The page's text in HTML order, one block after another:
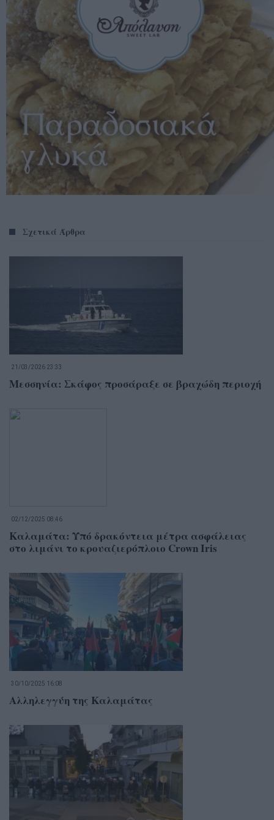
Σχετικά Άρθρα
21/03/2026 23:33
Μεσσηνία: Σκάφος προσάραξε σε βραχώδη περιοχή
02/12/2025 08:46
Καλαμάτα: Υπό δρακόντεια μέτρα ασφάλειας
στο λιμάνι το κρουαζιερόπλοιο Crown Iris
30/10/2025 16:08
Αλληλεγγύη της Καλαμάτας